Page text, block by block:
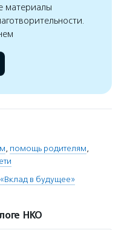
материалы
, помощь родителям,
в будущее»
НКО